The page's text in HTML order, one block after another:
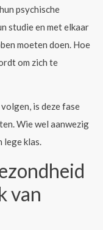
psychische
studie en met elkaar
moeten doen. Hoe
om zich te
is deze fase
Wie wel aanwezig
lege klas.
van